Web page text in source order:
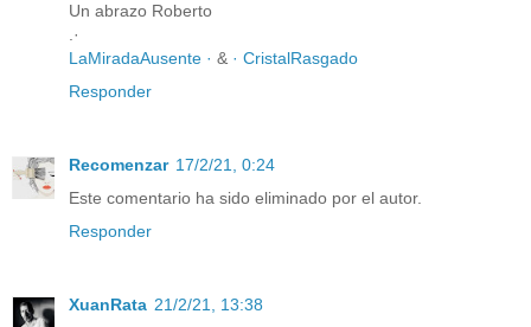
Un abrazo Roberto
.·
LaMiradaAusente · & · CristalRasgado
Responder
Recomenzar 17/2/21, 0:24
Este comentario ha sido eliminado por el autor.
Responder
XuanRata 21/2/21, 13:38